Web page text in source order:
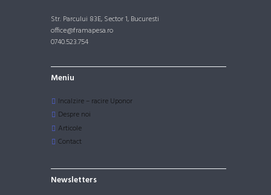
Str. Parcului 83E, Sector 1, Bucuresti
office@framapesa.ro
0740.523.754
Meniu
Incalzire – racire Uponor
Despre noi
Articole
Contact
Newsletters